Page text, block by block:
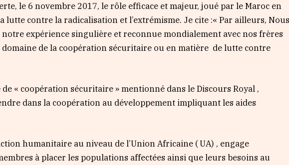
le 6 novembre 2017, le rôle efficace et majeur, joué par le Maroc en
lutte contre la radicalisation et l’extrémisme. Je cite :« Par ailleurs, Nous
notre expérience singulière et reconnue mondialement avec nos frères
domaine de la coopération sécuritaire ou en matière de lutte contre
« coopération sécuritaire » mentionné dans le Discours Royal ,
dans la coopération au développement impliquant les aides
humanitaire au niveau de l’Union Africaine ( UA) , engage
à placer les populations affectées ainsi que leurs besoins au